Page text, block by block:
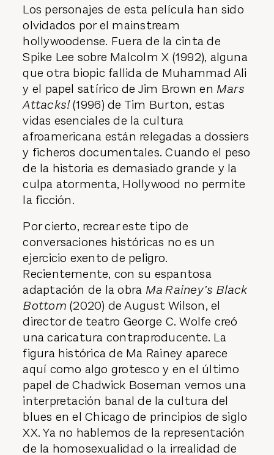
Los personajes de esta película han sido
olvidados por el mainstream
hollywoodense. Fuera de la cinta de
Spike Lee sobre Malcolm X (1992), alguna
que otra biopic fallida de Muhammad Ali
y el papel satírico de Jim Brown en Mars
Attacks!(1996) de Tim Burton, estas
vidas esenciales de la cultura
afroamericana están relegadas a dossiers
y ficheros documentales. Cuando el peso
de la historia es demasiado grande y la
culpa atormenta, Hollywood no permite
la ficción.
Por cierto, recrear este tipo de
conversaciones históricas no es un
ejercicio exento de peligro.
Recientemente, con su espantosa
adaptación de la obra Ma Rainey’s Black
Bottom (2020) de August Wilson, el
director de teatro George C. Wolfe creó
una caricatura contraproducente. La
figura histórica de Ma Rainey aparece
aquí como algo grotesco y en el último
papel de Chadwick Boseman vemos una
interpretación banal de la cultura del
blues en el Chicago de principios de siglo
XX. Ya no hablemos de la representación
de la homosexualidad o la irrealidad de